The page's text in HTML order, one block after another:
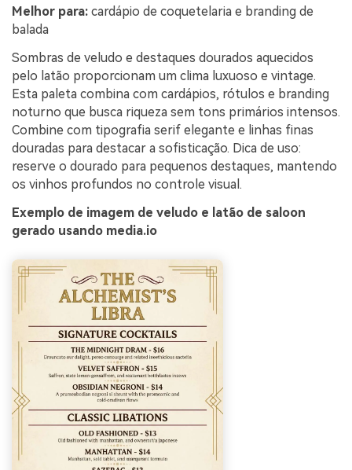
Melhor para: cardápio de coquetelaria e branding de
balada
Sombras de veludo e destaques dourados aquecidos
pelo latão proporcionam um clima luxuoso e vintage.
Esta paleta combina com cardápios, rótulos e branding
noturno que busca riqueza sem tons primários intensos.
Combine com tipografia serif elegante e linhas finas
douradas para destacar a sofisticação. Dica de uso:
reserve o dourado para pequenos destaques, mantendo
os vinhos profundos no controle visual.
Exemplo de imagem de veludo e latão de saloon
gerado usando media.io